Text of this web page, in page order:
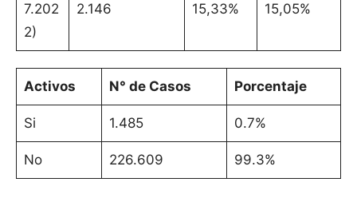
7.202
2)
2.146 15,33% 15,05%
Activos N° de Casos Porcentaje
Si 1.485 0.7%
No 226.609 99.3%